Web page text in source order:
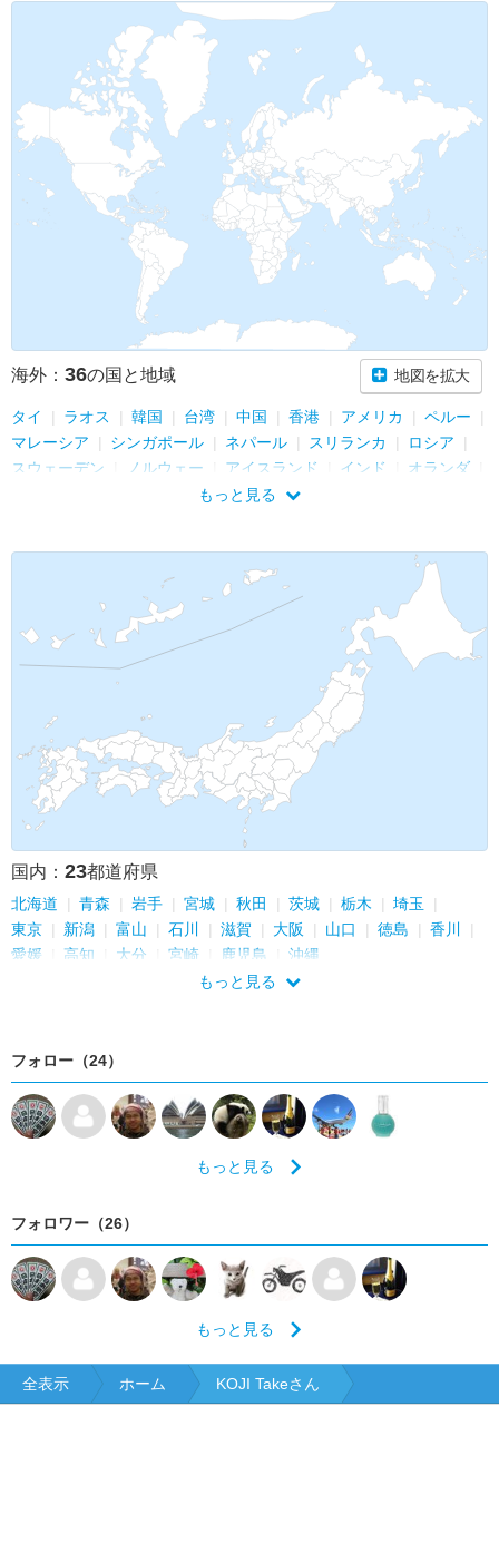
海外： 36の国と地域 地図を拡大
タイ ラオス 韓国 台湾 中国 香港 アメリカ
ペルー
マレーシア
シンガポール ネパール スリランカ
ロシア
スウェーデン
ノルウェー アイスランド インド
オランダ
スロバキア ヨルダン
ベトナム
インドネシア
もっと見る
国内： 23都道府県
北海道 青森 岩手 宮城 秋田 茨城 栃木
埼玉
東京
新潟 富山 石川 滋賀 大阪 山口 徳島
香川
愛媛
高知 大分 宮崎 鹿児島
沖縄
もっと見る
フォロー（24）
もっと見る
フォロワー（26）
もっと見る
全表示 ホーム KOJI Takeさん